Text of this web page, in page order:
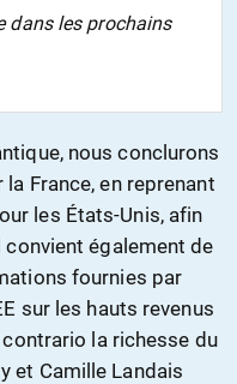
dans les prochains
nous conclurons
France, en reprenant
les États-Unis, afin
également de
fournies par
sur les hauts revenus
la richesse du
et Camille Landais